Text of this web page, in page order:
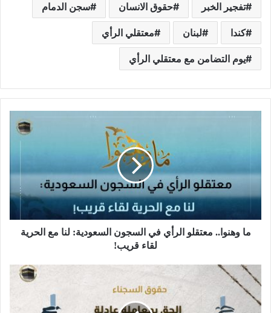
تفجير الخبر حقوق الانسان سجن الدمام
كندا لبنان معتقلي الرأي
يوم التضامن مع معتقلي الرأي
ما وهنوا.. معتقلو الرأي في السجون السعودية: لنا مع الحرية
لقاء قريب!